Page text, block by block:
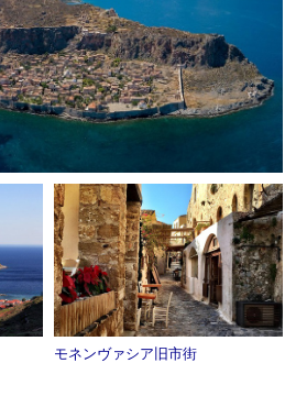
モネンヴァシア旧市街